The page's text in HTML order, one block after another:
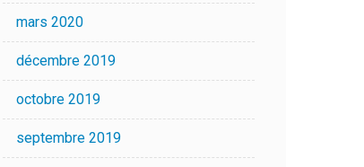
mars 2020
décembre 2019
octobre 2019
septembre 2019